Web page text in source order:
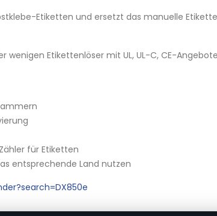
Etiketten und ersetzt das manuelle
wenigen Etikettenlöser mit UL, UL-C, CE-
für Etiketten
entsprechende Land nutzen